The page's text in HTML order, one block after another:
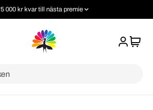
5 000 kr kvar till nästa premie